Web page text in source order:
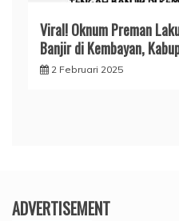
Viral! Oknum Preman
Banjir di Kembayan,
2 Februari 2025
ADVERTISEMENT